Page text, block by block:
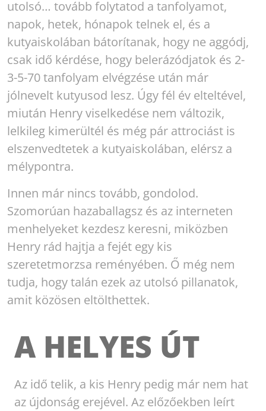
utolsó… tovább folytatod a tanfolyamot,
napok, hetek, hónapok telnek el, és a
kutyaiskolában bátorítanak, hogy ne aggódj,
csak idő kérdése, hogy belerázódjatok és 2-
3-5-70 tanfolyam elvégzése után már
jólnevelt kutyusod lesz. Úgy fél év elteltével,
miután Henry viselkedése nem változik,
lelkileg kimerültél és még pár attrociást is
elszenvedtetek a kutyaiskolában, elérsz a
mélypontra.
Innen már nincs tovább, gondolod.
Szomorúan hazaballagsz és az interneten
menhelyeket kezdesz keresni, miközben
Henry rád hajtja a fejét egy kis
szeretetmorzsa reményében. Ő még nem
tudja, hogy talán ezek az utolsó pillanatok,
amit közösen eltölthettek.
A HELYES ÚT
Az idő telik, a kis Henry pedig már nem hat
az újdonság erejével. Az előzőekben leírt